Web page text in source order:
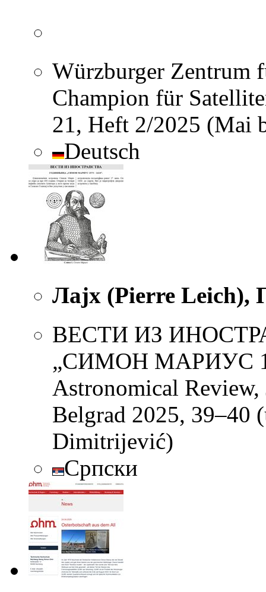
Würzburger Zentrum
Champion für
21, Heft 2/2025 (Mai
Deutsch
Лајх (Pierre Leich),
ВЕСТИ ИЗ
„СИМОН МАРИУС
Astronomical
Belgrad 2025, 39–40
Dimitrijević)
Српски